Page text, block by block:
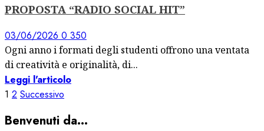
PROPOSTA “RADIO SOCIAL HIT”
03/06/2026 0 350
Ogni anno i formati degli studenti offrono una ventata
di creatività e originalità, di...
Leggi l'articolo
Paginazione
degli
1 2 Successivo
Benvenuti da…